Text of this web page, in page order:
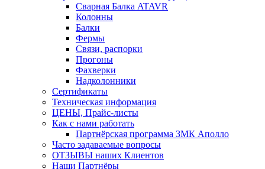
Сварная Балка ATAVR
Колонны
Балки
Фермы
Связи, распорки
Прогоны
Фахверки
Надколонники
Сертификаты
Техническая информация
ЦЕНЫ, Прайс-листы
Как с нами работать
Партнёрская программа ЗМК Аполло
Часто задаваемые вопросы
ОТЗЫВЫ наших Клиентов
Наши Партнёры